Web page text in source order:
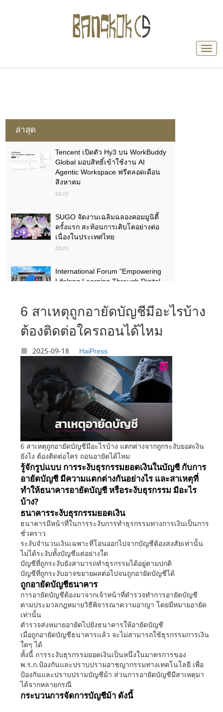
ล่าสุด
Tencent เปิดตัว Hy3 บน WorkBuddy
Global มอบสิทธิ์เข้าใช้งาน AI
Agentic Workspace ฟรีตลอดเดือน
สิงหาคม
08-05
SUGO จัดงานเฉลิมฉลองคอมมูนิตี้
ครั้งแรก สะท้อนการเติบโตอย่างต่อ
เนื่องในประเทศไทย
08-05
International Forum "Empowering
Lifelong Learning Through Digital
Learning" Convenes
เทคโนโลยีดิจิทัลอัจฉริยะ เรียนรู้ตลอด
ชีวิต – สร้างระบบนิเวศใหม่แห่งการ
เรียนรู้ตลอดชีวิตของมนุษย์» จัดขึ้น
08-03
6 สาเหตุถูกอายัดบัญชีมีอะไรบ้าง
ต้องติดต่อใครถอนได้ไหม
2025-09-18 HaiPress
6 สาเหตุถูกอายัดบัญชีมีอะไรบ้าง แตกต่างจากถูกระงับยอดเงิน
ยังไง ต้องติดต่อใคร ถอนอายัดได้ไหม
รู้จักรูปแบบ การระงับธุรกรรมยอดเงินในบัญชี กับการ
อายัดบัญชี มีความแตกต่างกันอย่างไร และสาเหตุที่
ทำให้ธนาคารอายัดบัญชี หรือระงับธุรกรรม มีอะไร
บ้าง?
ธนาคารระงับธุรกรรมยอดเงิน
ธนาคารมีหน้าที่ในการระงับการทำธุรกรรมทางการเงินเป็นการ
ชั่วคราว
ระงับจำนวนเงินเฉพาะที่โอนออกไปจากบัญชีต้องสงสัยเท่านั้น
ไม่ได้ระงับทั้งบัญชีแต่อย่างใด
บัญชีที่ถูกระงับยังสามารถทำธุรกรรมได้อยู่ตามปกติ
บัญชีที่ถูกระงับอาจขยายผลต่อไปจนถูกอายัดบัญชีได้
ถูกอายัดบัญชีธนาคาร
การอายัดบัญชีต้องมาจากเจ้าหน้าที่ตำรวจทำการอายัดบัญชี
ตามประมวลกฎหมายวิธีพิจารณาความอาญา โดยมีหมายอายัด
เท่านั้น
ตำรวจส่งหมายอายัดไปยังธนาคารให้อายัดบัญชี
เมื่อถูกอายัดบัญชีธนาคารแล้ว จะไม่สามารถใช้ธุรกรรมการเงิน
ใดๆ ได้
ทั้งนี้ การระงับธุรกรรมยอดเงินเป็นหนึ่งในมาตรการของ
พ.ร.ก.ป้องกันและปราบปรามอาชญากรรมทางเทคโนโลยี เพื่อ
ป้องกันและปราบปรามบัญชีม้า ส่วนการอายัดบัญชีมีสาเหตุมา
ได้จากหลายกรณี
กระบวนการจัดการบัญชีม้า ดังนี้